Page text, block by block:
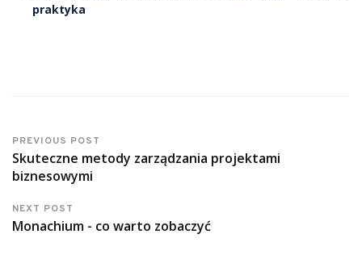
praktyka
PREVIOUS POST
Skuteczne metody zarządzania projektami
biznesowymi
NEXT POST
Monachium - co warto zobaczyć